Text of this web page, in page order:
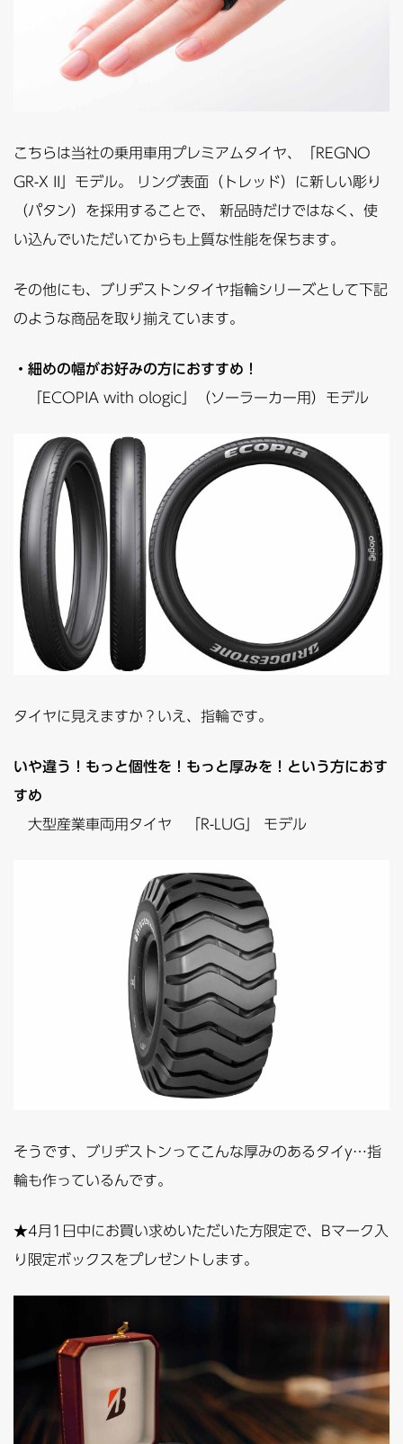
こちらは当社の乗用車用プレミアムタイヤ、「REGNO
GR-X II」モデル。 リング表面（トレッド）に新しい彫り
（パタン）を採用することで、 新品時だけではなく、使
い込んでいただいてからも上質な性能を保ちます。
その他にも、ブリヂストンタイヤ指輪シリーズとして下記
のような商品を取り揃えています。
・細めの幅がお好みの方におすすめ！
「ECOPIA with ologic」（ソーラーカー用）モデル
タイヤに見えますか？いえ、指輪です。
いや違う！もっと個性を！もっと厚みを！という方におす
すめ
大型産業車両用タイヤ 「R-LUG」 モデル
そうです、ブリヂストンってこんな厚みのあるタイy…指
輪も作っているんです。
★4月1日中にお買い求めいただいた方限定で、Bマーク入
り限定ボックスをプレゼントします。